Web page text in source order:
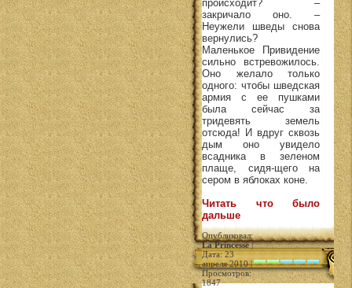
происходит? –
закричало оно. –
Неужели шведы снова
вернулись?
Маленькое Привидение
сильно встревожилось.
Оно желало только
одного: чтобы шведская
армия с ее пушками
была сейчас за
тридевять земель
отсюда! И вдруг сквозь
дым оно увидело
всадника в зеленом
плаще, сидя-щего на
сером в яблоках коне.
Читать что было
дальше
Опубликовал:
La Princesse|
Дата: 23
апреля 2010 |
Просмотров:
1847